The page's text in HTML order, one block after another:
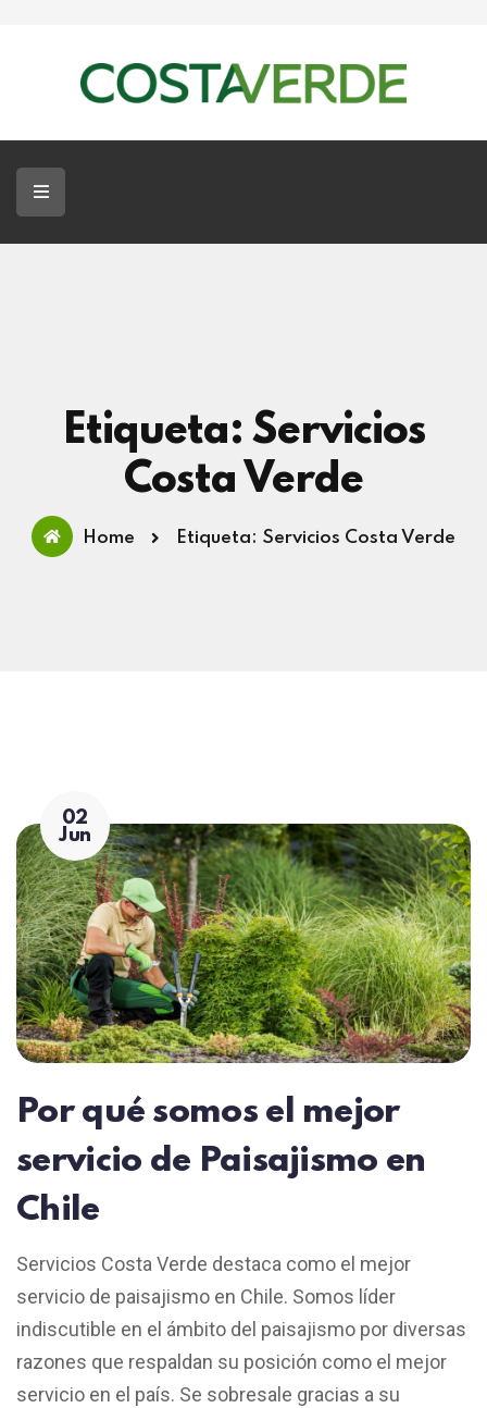
Servicios Costa Verde
Paisajismo
Etiqueta: Servicios
Costa Verde
Home Etiqueta: Servicios Costa Verde
02
Jun
Por qué somos el mejor
servicio de Paisajismo en
Chile
Servicios Costa Verde destaca como el mejor
servicio de paisajismo en Chile. Somos líder
indiscutible en el ámbito del paisajismo por diversas
razones que respaldan su posición como el mejor
servicio en el país. Se sobresale gracias a su